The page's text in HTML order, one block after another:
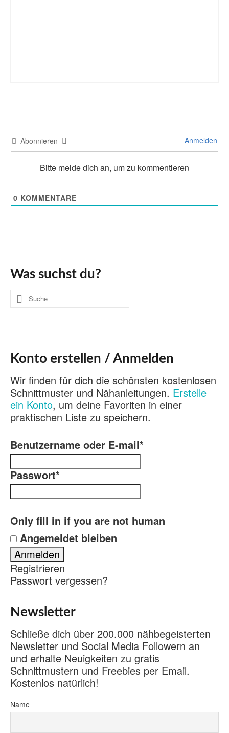
Abonnieren Anmelden
Bitte melde dich an, um zu kommentieren
0 KOMMENTARE
Was suchst du?
Suche
nach:
Konto erstellen / Anmelden
Wir finden für dich die schönsten kostenlosen
Schnittmuster und Nähanleitungen. Erstelle
ein Konto, um deine Favoriten in einer
praktischen Liste zu speichern.
Benutzername oder E-mail*
Passwort*
Only fill in if you are not human
Angemeldet bleiben
Registrieren
Passwort vergessen?
Newsletter
Schließe dich über 200.000 nähbegeisterten
Newsletter und Social Media Followern an
und erhalte Neuigkeiten zu gratis
Schnittmustern und Freebies per Email.
Kostenlos natürlich!
Name